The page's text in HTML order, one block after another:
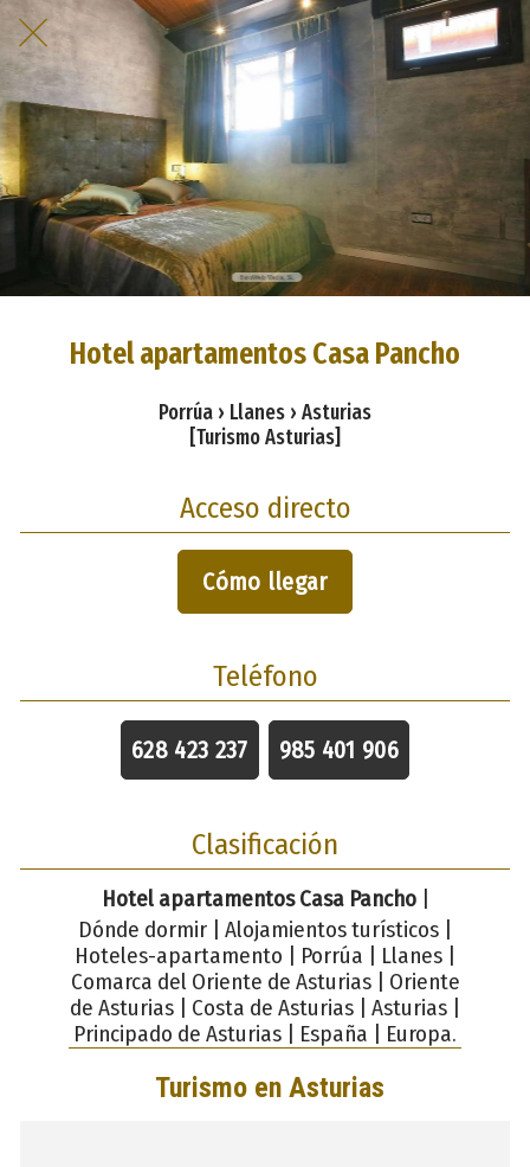
Hotel apartamentos Casa Pancho
Porrúa › Llanes › Asturias
[Turismo Asturias]
Acceso directo
Cómo llegar
Teléfono
628 423 237 985 401 906
Clasificación
Hotel apartamentos Casa Pancho|
Dónde dormir | Alojamientos turísticos |
Hoteles-apartamento | Porrúa | Llanes |
Comarca del Oriente de Asturias | Oriente
de Asturias | Costa de Asturias | Asturias |
Principado de Asturias | España | Europa.